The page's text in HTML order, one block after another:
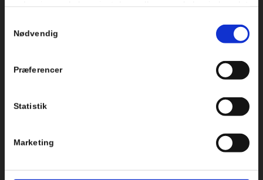
Nødvendig
Præferencer
Statistik
Marketing